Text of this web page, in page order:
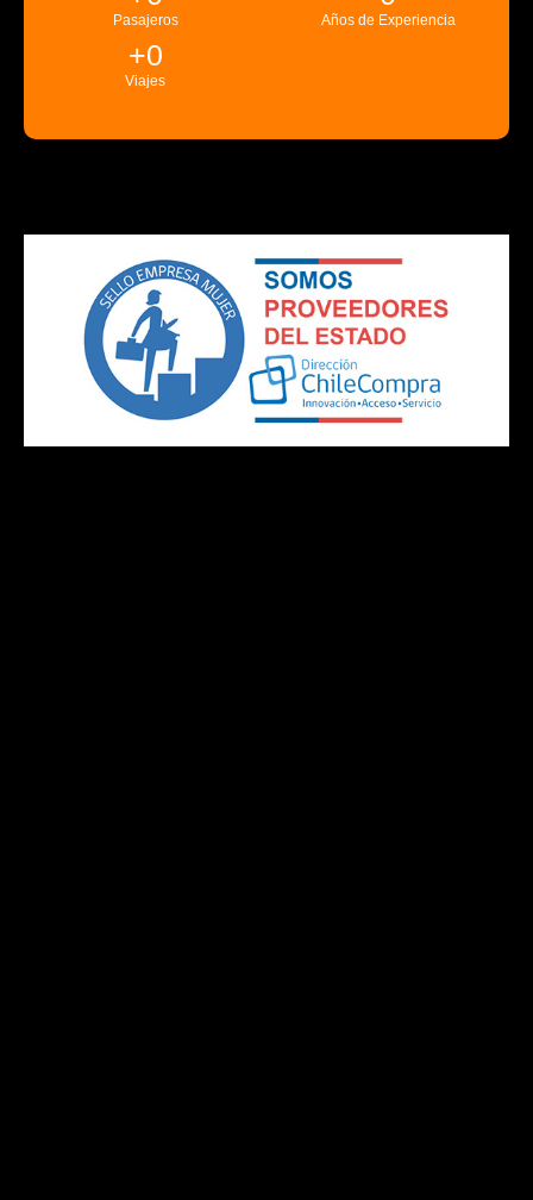
Pasajeros Años de Experiencia
Viajes
+0